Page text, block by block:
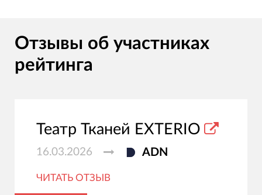
Отзывы об участниках
рейтинга
Театр Тканей EXTERIO
16.03.2026 ADN
ЧИТАТЬ ОТЗЫВ